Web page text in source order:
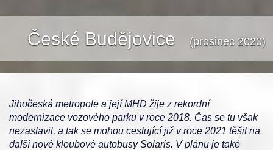
České Budějovice (prosinec 2020)
Jihočeská metropole a její MHD žije z rekordní
modernizace vozového parku v roce 2018. Čas se tu však
nezastavil, a tak se mohou cestující již v roce 2021 těšit na
další nové kloubové autobusy Solaris. V plánu je také